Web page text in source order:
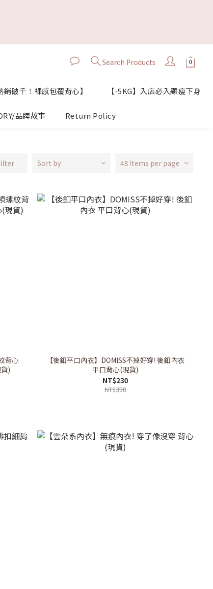
Search Products
銷破千！裸感包覆背心】 【-5KG】入店必入顯瘦下身
品牌故事 Return Policy
Sort by 48 Items per page
背心
貨)
【後釦平口內衣】DOMISS不掉好穿! 後釦內衣
平口背心(現貨)
NT$230
NT$390